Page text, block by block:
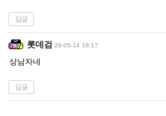
답글
롯데검 26-05-14 16:17
상남자네
답글